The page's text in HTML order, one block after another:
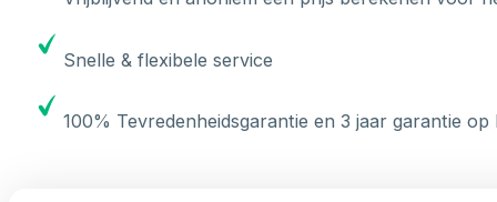
Snelle & flexibele service
100% Tevredenheidsgarantie en 3 jaar garantie